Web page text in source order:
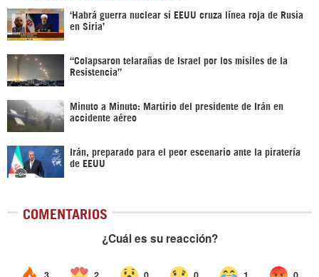
‎‘Habrá guerra nuclear si EEUU cruza línea roja de Rusia
en Siria’‎
“Colapsaron telarañas de Israel por los misiles de la
Resistencia”
Minuto a Minuto: Martirio del presidente de Irán en
accidente aéreo
Irán, preparado para el peor escenario ante la piratería
de EEUU
COMENTARIOS